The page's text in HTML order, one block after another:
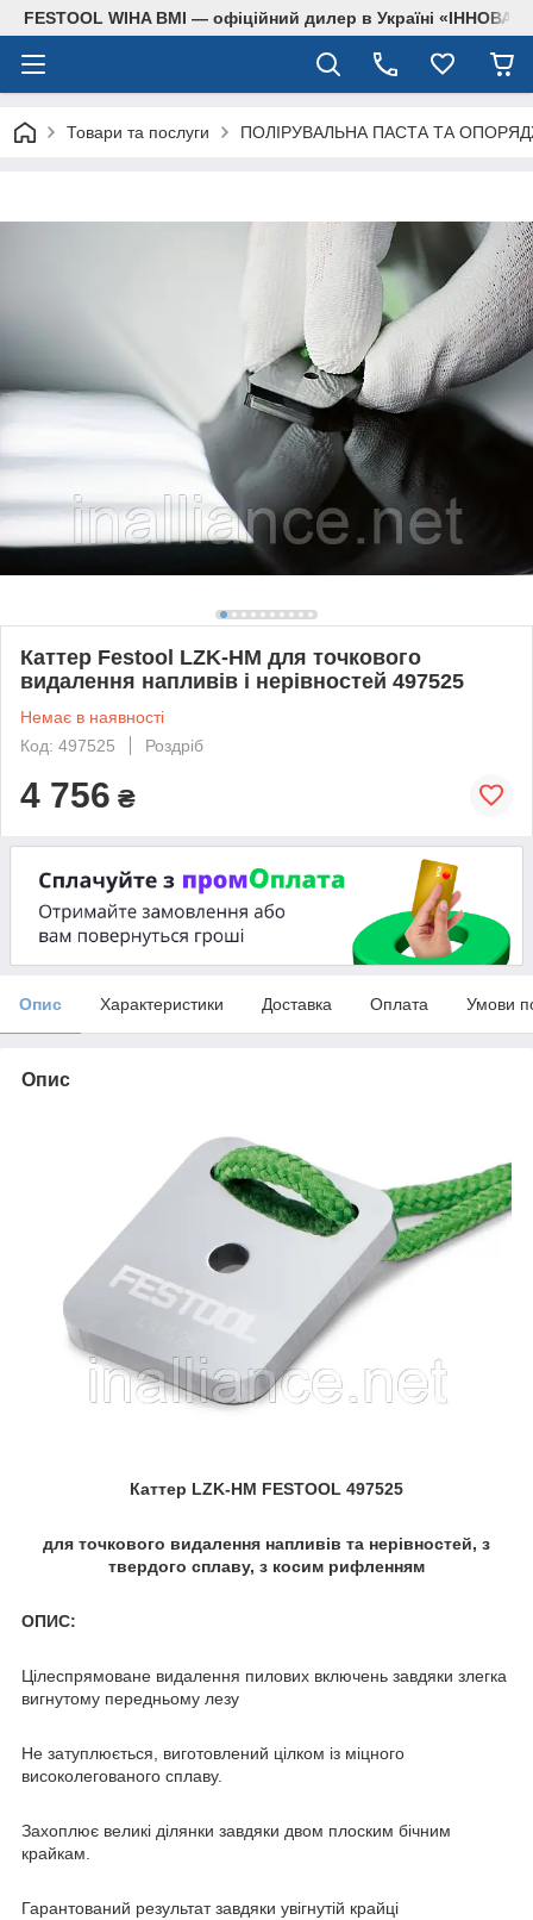
FESTOOL WIHA BMI — офіційний дилер в Україні
Товари та послуги ПОЛІРУВАЛЬНА ПАСТА ТА
Каттер Festool LZK-HM для точкового
видалення напливів і нерівностей 497525
Немає в наявності
Код: 497525
Роздріб
4 756 ₴
Опис Характеристики Доставка Оплата Умови
Опис
Каттер LZK-HM FESTOOL 497525
для точкового видалення напливів та нерівностей, з
твердого сплаву, з косим рифленням
ОПИС:
Цілеспрямоване видалення пилових включень завдяки злегка
вигнутому передньому лезу
Не затуплюється, виготовлений цілком із міцного
високолегованого сплаву.
Захоплює великі ділянки завдяки двом плоским бічним
крайкам.
Гарантований результат завдяки увігнутій крайці